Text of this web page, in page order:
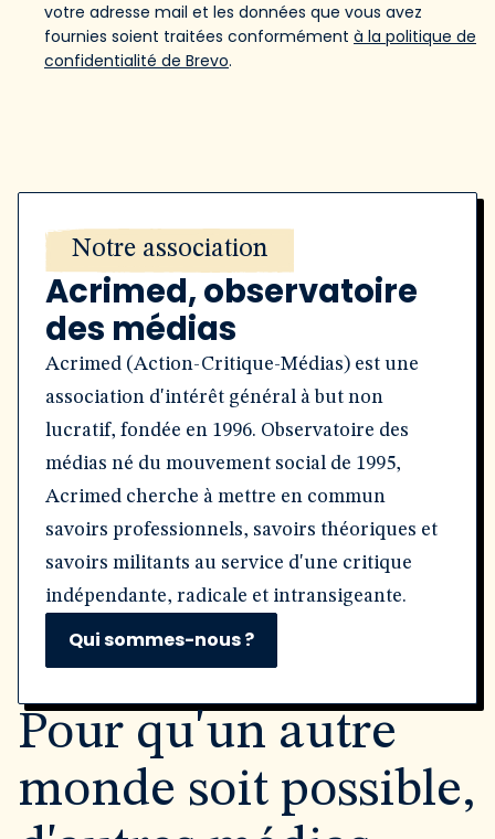
votre adresse mail et les données que vous avez
fournies soient traitées conformément à la politique de
confidentialité de Brevo.
Notre association
Acrimed, observatoire
des médias
Acrimed (Action-Critique-Médias) est une
association d'intérêt général à but non
lucratif, fondée en 1996. Observatoire des
médias né du mouvement social de 1995,
Acrimed cherche à mettre en commun
savoirs professionnels, savoirs théoriques et
savoirs militants au service d'une critique
indépendante, radicale et intransigeante.
Qui sommes-nous ?
Pour qu'un autre
monde soit possible,